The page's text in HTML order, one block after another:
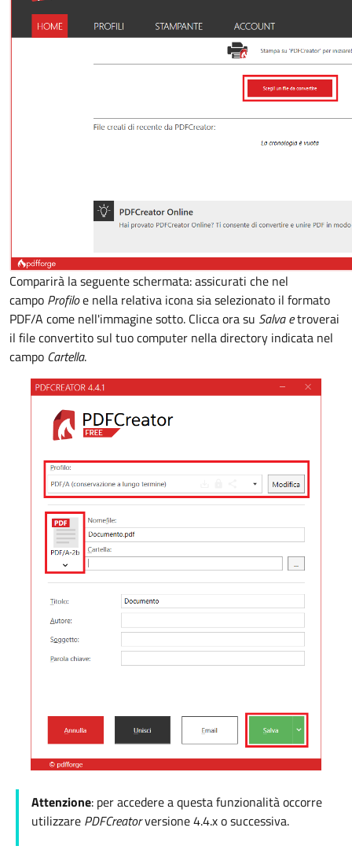
Comparirà la seguente schermata: assicurati che nel
campo Profiloe nella relativa icona sia selezionato il formato
PDF/A come nell'immagine sotto. Clicca ora su Salva etroverai
il file convertito sul tuo computer nella directory indicata nel
campo Cartella.
Attenzione: per accedere a questa funzionalità occorre
utilizzare PDFCreatorversione 4.4.x o successiva.